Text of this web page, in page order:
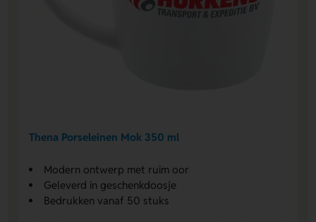
Thena Porseleinen Mok 350 ml
Modern ontwerp met ruim oor
Geleverd in geschenkdoosje
Bedrukken vanaf 50 stuks